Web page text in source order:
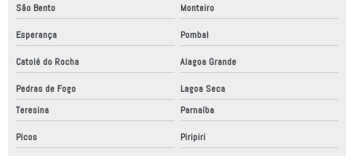
São Bento Monteiro
Esperança Pombal
Catolé do Rocha Alagoa Grande
Pedras de Fogo
Lagoa Seca
Teresina
Parnaíba
Picos Piripiri